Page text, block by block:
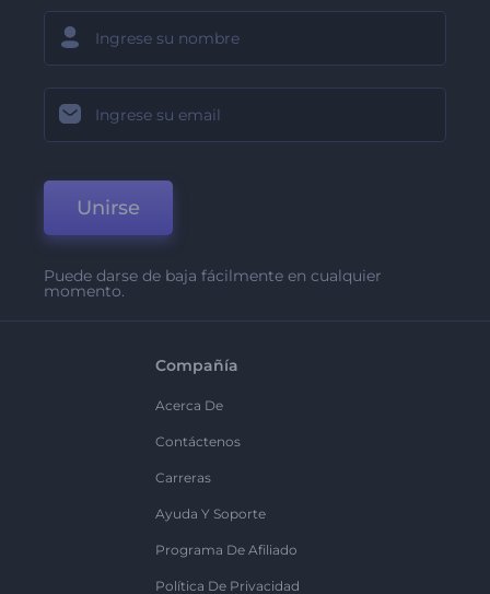
Unirse
Puede darse de baja fácilmente en cualquier
momento.
Compañía
Acerca De
Contáctenos
Carreras
Ayuda Y Soporte
Programa De Afiliado
Política De Privacidad